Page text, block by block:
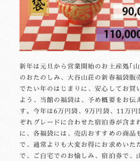
新年は元旦から営業開始のお土産処｢
のおたのしみ、大谷山荘の新春福袋販
でたい年のはじまりに、安心してお買
よう、当館の福袋は、予め概要をお伝
す。今年は6万円袋、9万円袋、11万
ぞれグレードに合わせた宿泊券が含ま
に、各福袋には、売店おすすめの商品
で、通常よりも大変お得にお求めいた
で、ご自宅でのお愉しみ、宿泊券で、